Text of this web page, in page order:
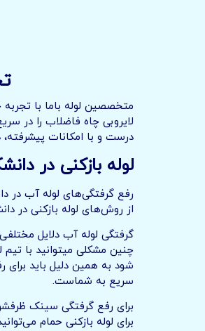
متخصصین لوله باما با
لایروبی چاه فاضلاب را در
درست و با امکانات
لوله بازکنی در
رفع گرفتگی‌های لوله آب در
از روش‌های لوله بازکنی در
گرفتگی لوله آب دلایل
چنین مشکلی میتوانید با
شود به همین دلیل باید برای
سریع به شماست.
برای رفع گرفتگی سینک
برای لوله بازکنی حمام